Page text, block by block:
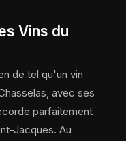
Vins du
de tel qu'un vin
avec ses
parfaitement
Jacques. Au